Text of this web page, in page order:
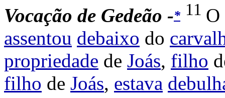
Vocação de Gedeão -* 11 O
assentou debaixo do
propriedade de Joás, filho
filho de Joás, estava